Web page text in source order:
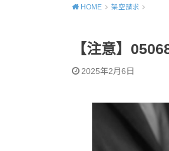
HOME 架空請求
【注意】
2025年2月6日